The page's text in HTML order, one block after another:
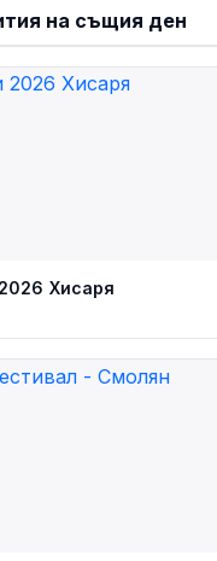
на същия ден
Хисаря